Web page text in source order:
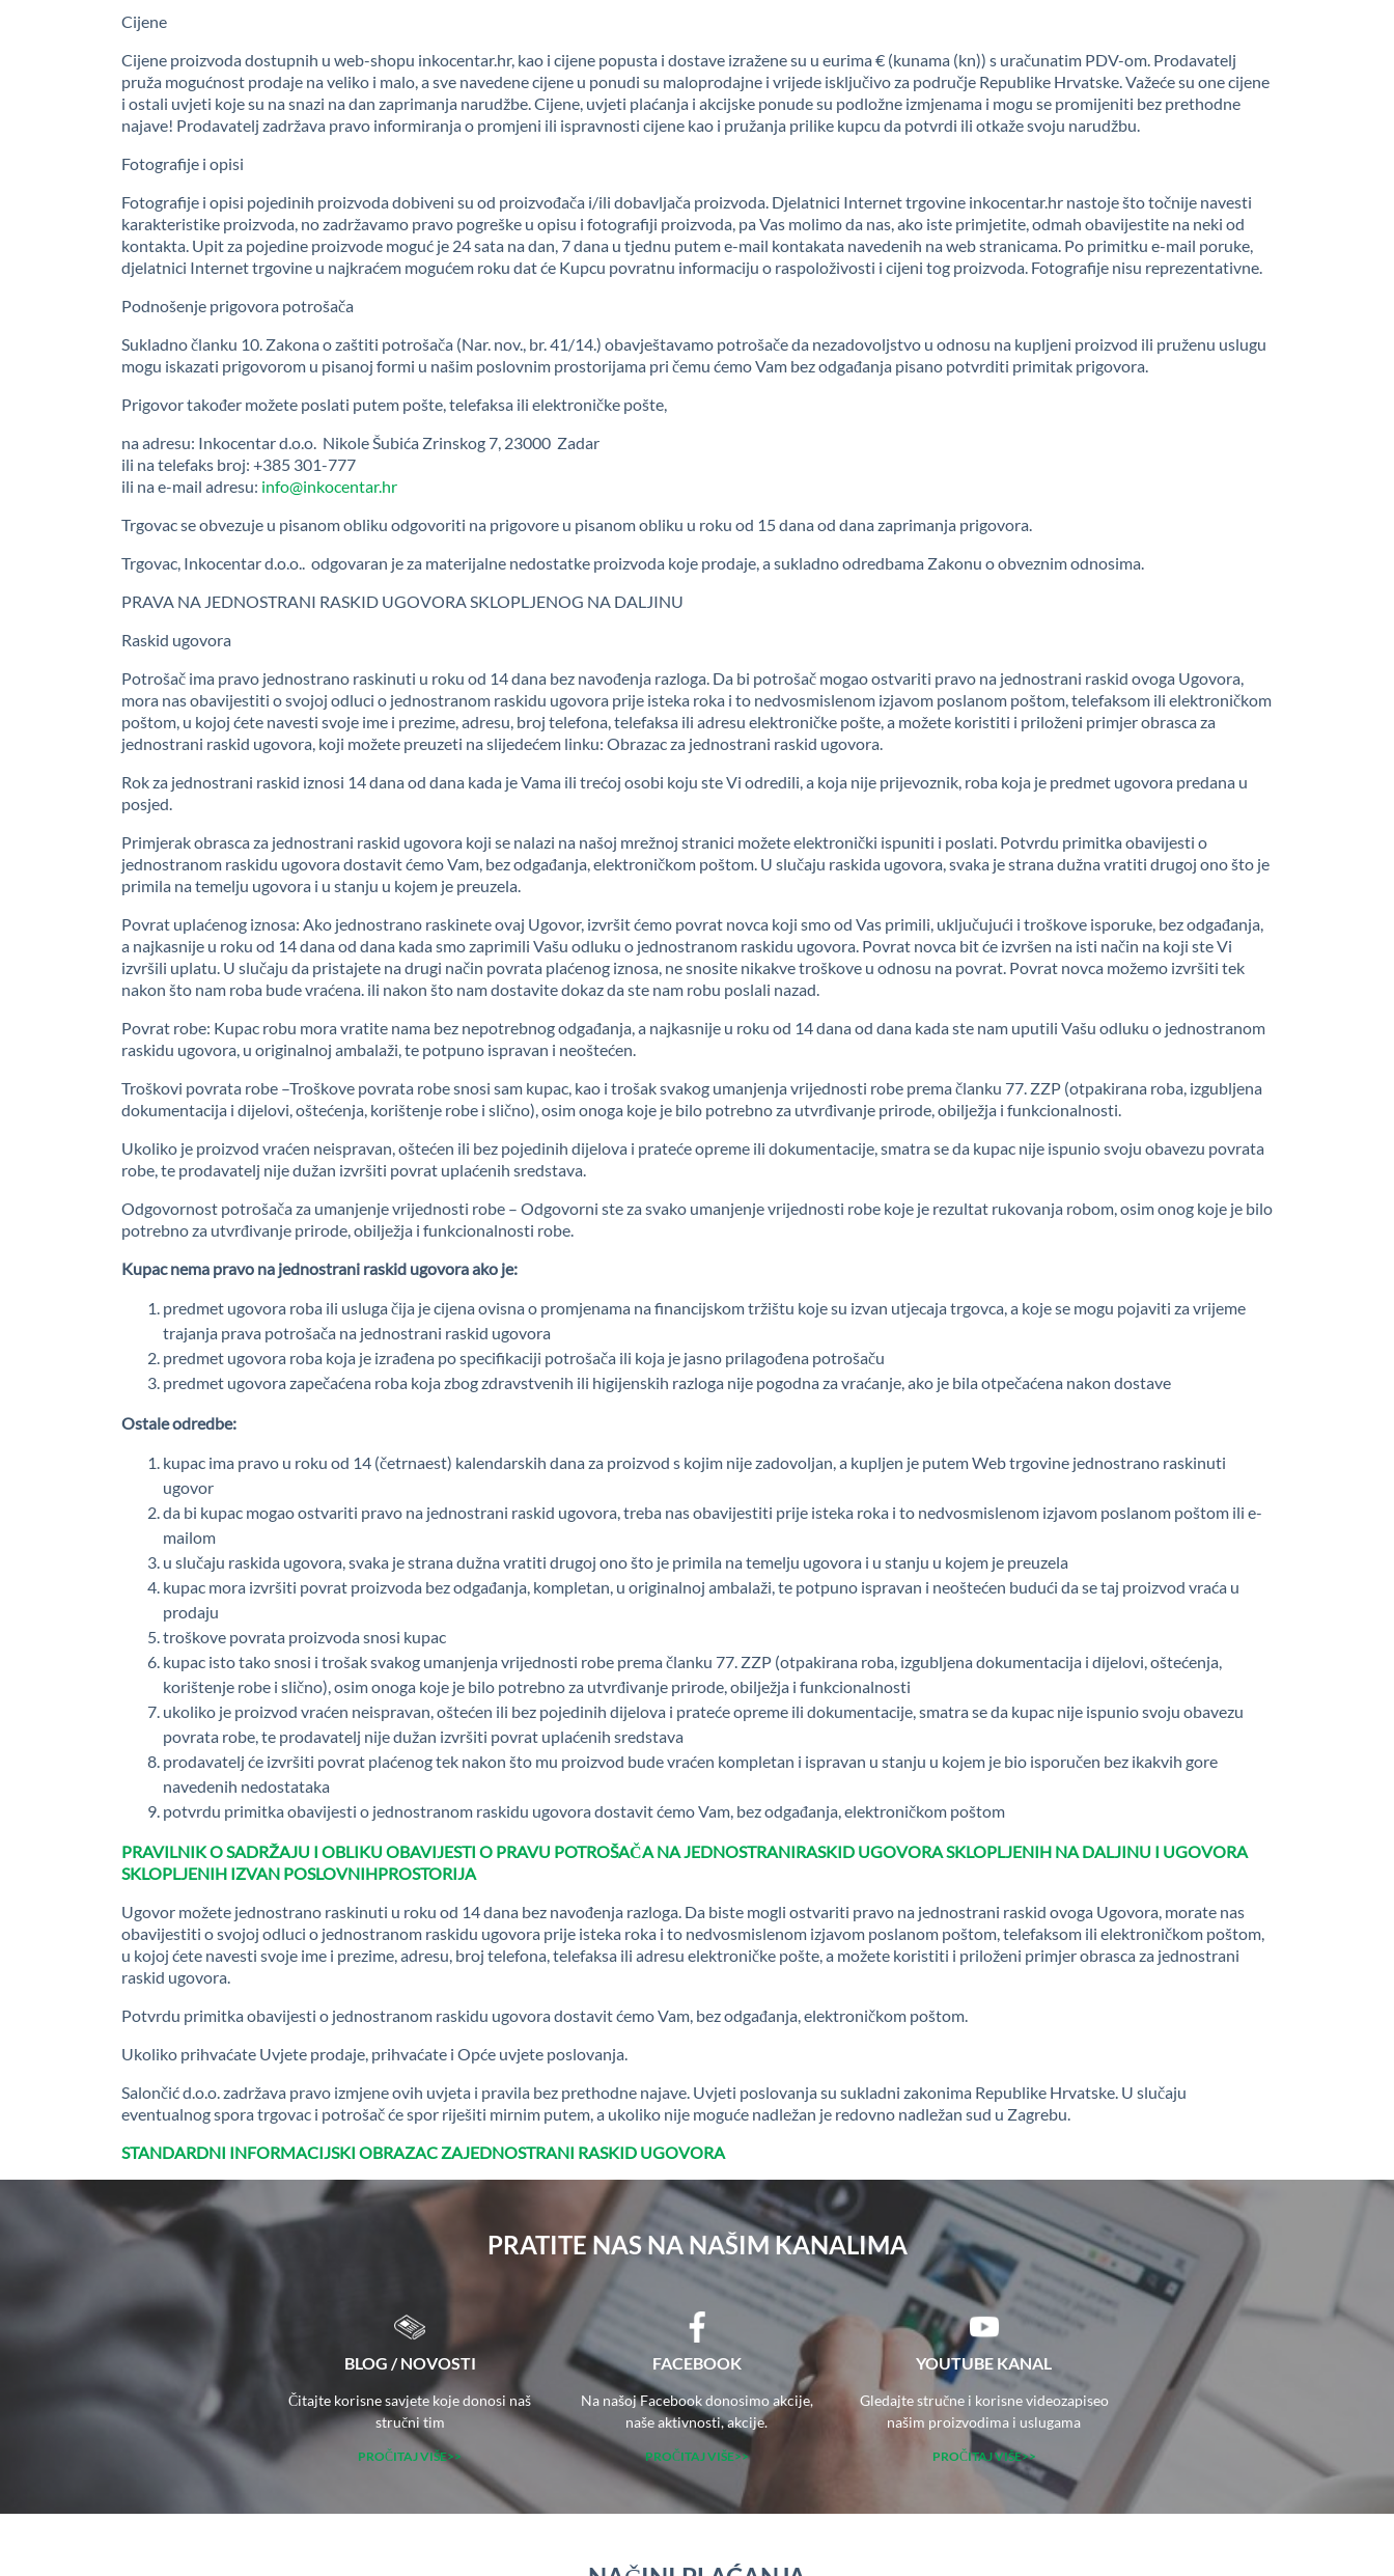
Cijene
Cijene proizvoda dostupnih u web-shopu inkocentar.hr, kao i cijene popusta i dostave izražene su u eurima € (kunama (kn)) s uračunatim PDV-om. Prodavatelj
pruža mogućnost prodaje na veliko i malo, a sve navedene cijene u ponudi su maloprodajne i vrijede isključivo za područje Republike Hrvatske. Važeće su one cijene
i ostali uvjeti koje su na snazi na dan zaprimanja narudžbe. Cijene, uvjeti plaćanja i akcijske ponude su podložne izmjenama i mogu se promijeniti bez prethodne
najave! Prodavatelj zadržava pravo informiranja o promjeni ili ispravnosti cijene kao i pružanja prilike kupcu da potvrdi ili otkaže svoju narudžbu.
Fotografije i opisi
Fotografije i opisi pojedinih proizvoda dobiveni su od proizvođača i/ili dobavljača proizvoda. Djelatnici Internet trgovine inkocentar.hr nastoje što točnije navesti
karakteristike proizvoda, no zadržavamo pravo pogreške u opisu i fotografiji proizvoda, pa Vas molimo da nas, ako iste primjetite, odmah obavijestite na neki od
kontakta. Upit za pojedine proizvode moguć je 24 sata na dan, 7 dana u tjednu putem e-mail kontakata navedenih na web stranicama. Po primitku e-mail poruke,
djelatnici Internet trgovine u najkraćem mogućem roku dat će Kupcu povratnu informaciju o raspoloživosti i cijeni tog proizvoda. Fotografije nisu reprezentativne.
Podnošenje prigovora potrošača
Sukladno članku 10. Zakona o zaštiti potrošača (Nar. nov., br. 41/14.) obavještavamo potrošače da nezadovoljstvo u odnosu na kupljeni proizvod ili pruženu uslugu
mogu iskazati prigovorom u pisanoj formi u našim poslovnim prostorijama pri čemu ćemo Vam bez odgađanja pisano potvrditi primitak prigovora.
Prigovor također možete poslati putem pošte, telefaksa ili elektroničke pošte,
na adresu: Inkocentar d.o.o. Nikole Šubića Zrinskog 7, 23000 Zadar
ili na telefaks broj: +385 301-777
ili na e-mail adresu: info@inkocentar.hr
Trgovac se obvezuje u pisanom obliku odgovoriti na prigovore u pisanom obliku u roku od 15 dana od dana zaprimanja prigovora.
Trgovac, Inkocentar d.o.o.. odgovaran je za materijalne nedostatke proizvoda koje prodaje, a sukladno odredbama Zakonu o obveznim odnosima.
PRAVA NA JEDNOSTRANI RASKID UGOVORA SKLOPLJENOG NA DALJINU
Raskid ugovora
Potrošač ima pravo jednostrano raskinuti u roku od 14 dana bez navođenja razloga. Da bi potrošač mogao ostvariti pravo na jednostrani raskid ovoga Ugovora,
mora nas obavijestiti o svojoj odluci o jednostranom raskidu ugovora prije isteka roka i to nedvosmislenom izjavom poslanom poštom, telefaksom ili elektroničkom
poštom, u kojoj ćete navesti svoje ime i prezime, adresu, broj telefona, telefaksa ili adresu elektroničke pošte, a možete koristiti i priloženi primjer obrasca za
jednostrani raskid ugovora, koji možete preuzeti na slijedećem linku: Obrazac za jednostrani raskid ugovora.
Rok za jednostrani raskid iznosi 14 dana od dana kada je Vama ili trećoj osobi koju ste Vi odredili, a koja nije prijevoznik, roba koja je predmet ugovora predana u
posjed.
Primjerak obrasca za jednostrani raskid ugovora koji se nalazi na našoj mrežnoj stranici možete elektronički ispuniti i poslati. Potvrdu primitka obavijesti o
jednostranom raskidu ugovora dostavit ćemo Vam, bez odgađanja, elektroničkom poštom. U slučaju raskida ugovora, svaka je strana dužna vratiti drugoj ono što je
primila na temelju ugovora i u stanju u kojem je preuzela.
Povrat uplaćenog iznosa: Ako jednostrano raskinete ovaj Ugovor, izvršit ćemo povrat novca koji smo od Vas primili, uključujući i troškove isporuke, bez odgađanja,
a najkasnije u roku od 14 dana od dana kada smo zaprimili Vašu odluku o jednostranom raskidu ugovora. Povrat novca bit će izvršen na isti način na koji ste Vi
izvršili uplatu. U slučaju da pristajete na drugi način povrata plaćenog iznosa, ne snosite nikakve troškove u odnosu na povrat. Povrat novca možemo izvršiti tek
nakon što nam roba bude vraćena. ili nakon što nam dostavite dokaz da ste nam robu poslali nazad.
Povrat robe: Kupac robu mora vratite nama bez nepotrebnog odgađanja, a najkasnije u roku od 14 dana od dana kada ste nam uputili Vašu odluku o jednostranom
raskidu ugovora, u originalnoj ambalaži, te potpuno ispravan i neoštećen.
Troškovi povrata robe –Troškove povrata robe snosi sam kupac, kao i trošak svakog umanjenja vrijednosti robe prema članku 77. ZZP (otpakirana roba, izgubljena
dokumentacija i dijelovi, oštećenja, korištenje robe i slično), osim onoga koje je bilo potrebno za utvrđivanje prirode, obilježja i funkcionalnosti.
Ukoliko je proizvod vraćen neispravan, oštećen ili bez pojedinih dijelova i prateće opreme ili dokumentacije, smatra se da kupac nije ispunio svoju obavezu povrata
robe, te prodavatelj nije dužan izvršiti povrat uplaćenih sredstava.
Odgovornost potrošača za umanjenje vrijednosti robe – Odgovorni ste za svako umanjenje vrijednosti robe koje je rezultat rukovanja robom, osim onog koje je bilo
potrebno za utvrđivanje prirode, obilježja i funkcionalnosti robe.
Kupac nema pravo na jednostrani raskid ugovora ako je:
predmet ugovora roba ili usluga čija je cijena ovisna o promjenama na financijskom tržištu koje su izvan utjecaja trgovca, a koje se mogu pojaviti za vrijeme
trajanja prava potrošača na jednostrani raskid ugovora
predmet ugovora roba koja je izrađena po specifikaciji potrošača ili koja je jasno prilagođena potrošaču
predmet ugovora zapečaćena roba koja zbog zdravstvenih ili higijenskih razloga nije pogodna za vraćanje, ako je bila otpečaćena nakon dostave
Ostale odredbe:
kupac ima pravo u roku od 14 (četrnaest) kalendarskih dana za proizvod s kojim nije zadovoljan, a kupljen je putem Web trgovine jednostrano raskinuti
ugovor
da bi kupac mogao ostvariti pravo na jednostrani raskid ugovora, treba nas obavijestiti prije isteka roka i to nedvosmislenom izjavom poslanom poštom ili e-
mailom
u slučaju raskida ugovora, svaka je strana dužna vratiti drugoj ono što je primila na temelju ugovora i u stanju u kojem je preuzela
kupac mora izvršiti povrat proizvoda bez odgađanja, kompletan, u originalnoj ambalaži, te potpuno ispravan i neoštećen budući da se taj proizvod vraća u
prodaju
troškove povrata proizvoda snosi kupac
kupac isto tako snosi i trošak svakog umanjenja vrijednosti robe prema članku 77. ZZP (otpakirana roba, izgubljena dokumentacija i dijelovi, oštećenja,
korištenje robe i slično), osim onoga koje je bilo potrebno za utvrđivanje prirode, obilježja i funkcionalnosti
ukoliko je proizvod vraćen neispravan, oštećen ili bez pojedinih dijelova i prateće opreme ili dokumentacije, smatra se da kupac nije ispunio svoju obavezu
povrata robe, te prodavatelj nije dužan izvršiti povrat uplaćenih sredstava
prodavatelj će izvršiti povrat plaćenog tek nakon što mu proizvod bude vraćen kompletan i ispravan u stanju u kojem je bio isporučen bez ikakvih gore
navedenih nedostataka
potvrdu primitka obavijesti o jednostranom raskidu ugovora dostavit ćemo Vam, bez odgađanja, elektroničkom poštom
PRAVILNIK O SADRŽAJU I OBLIKU OBAVIJESTI O PRAVU POTROŠAČA NA JEDNOSTRANIRASKID UGOVORA SKLOPLJENIH NA DALJINU I UGOVORA
SKLOPLJENIH IZVAN POSLOVNIHPROSTORIJA
Ugovor možete jednostrano raskinuti u roku od 14 dana bez navođenja razloga. Da biste mogli ostvariti pravo na jednostrani raskid ovoga Ugovora, morate nas
obavijestiti o svojoj odluci o jednostranom raskidu ugovora prije isteka roka i to nedvosmislenom izjavom poslanom poštom, telefaksom ili elektroničkom poštom,
u kojoj ćete navesti svoje ime i prezime, adresu, broj telefona, telefaksa ili adresu elektroničke pošte, a možete koristiti i priloženi primjer obrasca za jednostrani
raskid ugovora.
Potvrdu primitka obavijesti o jednostranom raskidu ugovora dostavit ćemo Vam, bez odgađanja, elektroničkom poštom.
Ukoliko prihvaćate Uvjete prodaje, prihvaćate i Opće uvjete poslovanja.
Salončić d.o.o. zadržava pravo izmjene ovih uvjeta i pravila bez prethodne najave. Uvjeti poslovanja su sukladni zakonima Republike Hrvatske. U slučaju
eventualnog spora trgovac i potrošač će spor riješiti mirnim putem, a ukoliko nije moguće nadležan je redovno nadležan sud u Zagrebu.
STANDARDNI INFORMACIJSKI OBRAZAC ZAJEDNOSTRANI RASKID UGOVORA
PRATITE NAS NA NAŠIM KANALIMA
BLOG / NOVOSTI
Čitajte korisne savjete koje donosi naš
stručni tim
PROČITAJ VIŠE>>
FACEBOOK
Na našoj Facebook donosimo akcije,
naše aktivnosti, akcije.
PROČITAJ VIŠE>>
YOUTUBE KANAL
Gledajte stručne i korisne videozapiseo
našim proizvodima i uslugama
PROČITAJ VIŠE>>